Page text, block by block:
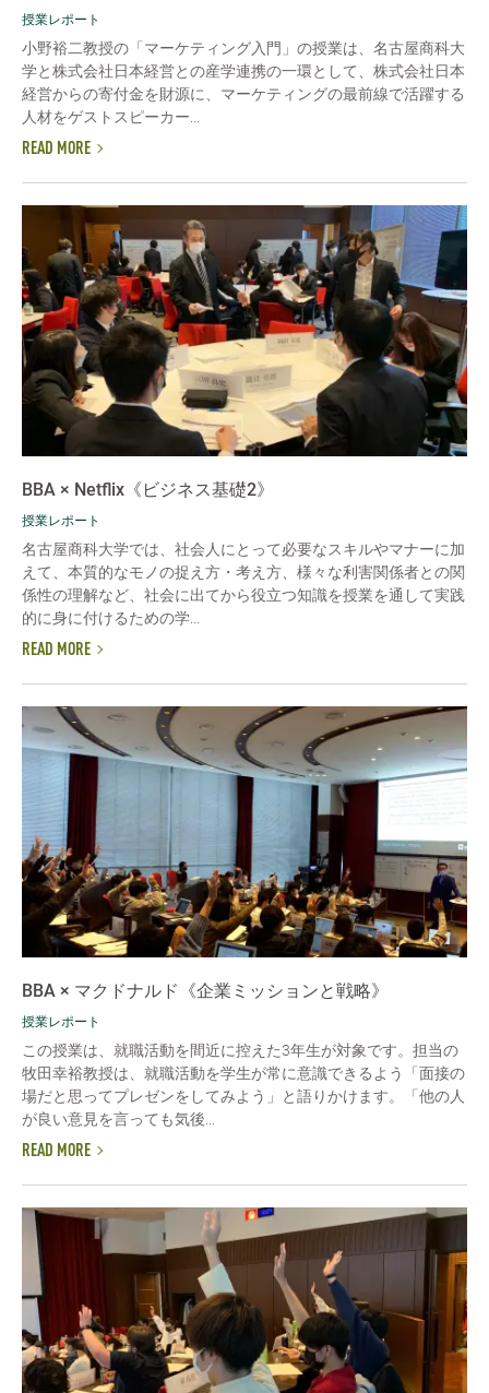
授業レポート
小野裕二教授の「マーケティング入門」の授業は、名古屋商科大
学と株式会社日本経営との産学連携の一環として、株式会社日本
経営からの寄付金を財源に、マーケティングの最前線で活躍する
人材をゲストスピーカー...
READ MORE
BBA × Netflix《ビジネス基礎2》
授業レポート
名古屋商科大学では、社会人にとって必要なスキルやマナーに加
えて、本質的なモノの捉え方・考え方、様々な利害関係者との関
係性の理解など、社会に出てから役立つ知識を授業を通して実践
的に身に付けるための学...
READ MORE
BBA × マクドナルド《企業ミッションと戦略》
授業レポート
この授業は、就職活動を間近に控えた3年生が対象です。担当の
牧田幸裕教授は、就職活動を学生が常に意識できるよう「面接の
場だと思ってプレゼンをしてみよう」と語りかけます。「他の人
が良い意見を言っても気後...
READ MORE